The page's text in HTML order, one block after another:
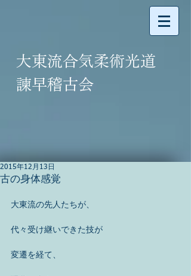
大東流合気柔術光道
諫早稽古会
古の身体感覚
2015年12月13日
大東流の先人たちが、
代々受け継いできた技が
変遷を経て、